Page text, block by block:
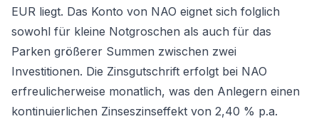
EUR liegt. Das Konto von NAO eignet sich folglich
sowohl für kleine Notgroschen als auch für das
Parken größerer Summen zwischen zwei
Investitionen. Die Zinsgutschrift erfolgt bei NAO
erfreulicherweise monatlich, was den Anlegern einen
kontinuierlichen Zinseszinseffekt von 2,40 % p.a.